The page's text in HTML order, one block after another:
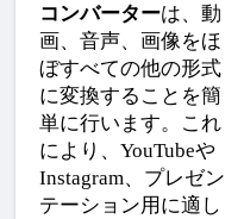
コンバーターは、動
画、音声、画像をほ
ぼすべての他の形式
に変換することを簡
単に行います。これ
により、YouTubeや
Instagram、プレゼン
テーション用に適し